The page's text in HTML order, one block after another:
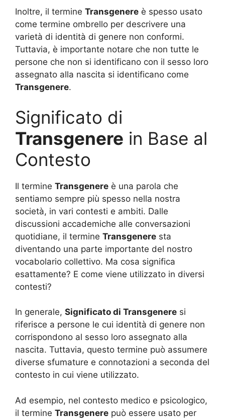
Inoltre, il termine Transgenere è spesso usato
come termine ombrello per descrivere una
varietà di identità di genere non conformi.
Tuttavia, è importante notare che non tutte le
persone che non si identificano con il sesso loro
assegnato alla nascita si identificano come
Transgenere.
Significato di
Transgenere in Base al
Contesto
Il termine Transgenere è una parola che
sentiamo sempre più spesso nella nostra
società, in vari contesti e ambiti. Dalle
discussioni accademiche alle conversazioni
quotidiane, il termine Transgenere sta
diventando una parte importante del nostro
vocabolario collettivo. Ma cosa significa
esattamente? E come viene utilizzato in diversi
contesti?
In generale, Significato di Transgenere si
riferisce a persone le cui identità di genere non
corrispondono al sesso loro assegnato alla
nascita. Tuttavia, questo termine può assumere
diverse sfumature e connotazioni a seconda del
contesto in cui viene utilizzato.
Ad esempio, nel contesto medico e psicologico,
il termine Transgenere può essere usato per